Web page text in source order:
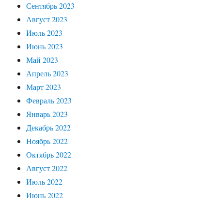
Сентябрь 2023
Август 2023
Июль 2023
Июнь 2023
Май 2023
Апрель 2023
Март 2023
Февраль 2023
Январь 2023
Декабрь 2022
Ноябрь 2022
Октябрь 2022
Август 2022
Июль 2022
Июнь 2022